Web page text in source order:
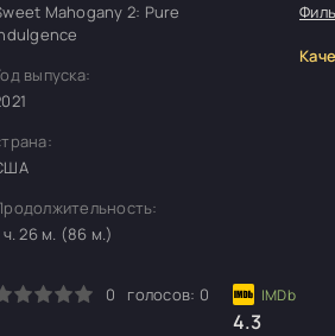
Mahogany 2: Pure
выпуска:
ч. 26 м. (86 м.)
0 голосов: 0
4.3